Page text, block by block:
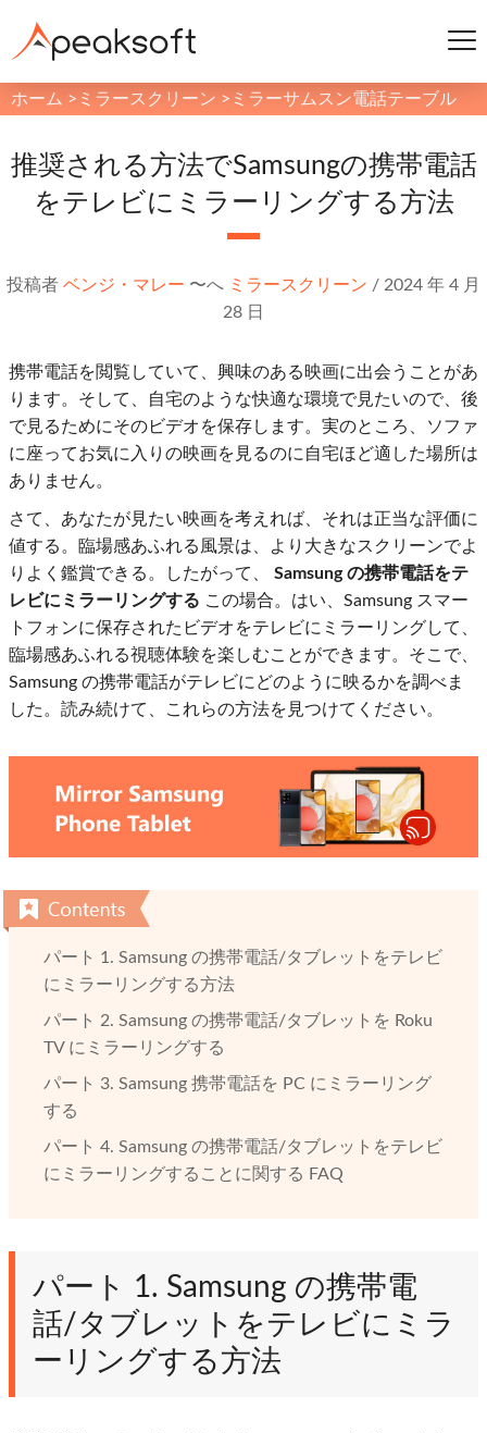
ホーム > ミラースクリーン > ミラーサムスン電話テーブル
推奨される方法でSamsungの携帯電話
をテレビにミラーリングする方法
投稿者 ベンジ・マレー 〜へ ミラースクリーン / 2024 年 4 月
28 日
携帯電話を閲覧していて、興味のある映画に出会うことがあ
ります。そして、自宅のような快適な環境で見たいので、後
で見るためにそのビデオを保存します。実のところ、ソファ
に座ってお気に入りの映画を見るのに自宅ほど適した場所は
ありません。
さて、あなたが見たい映画を考えれば、それは正当な評価に
値する。臨場感あふれる風景は、より大きなスクリーンでよ
りよく鑑賞できる。したがって、 Samsung の携帯電話をテ
レビにミラーリングする この場合。はい、Samsung スマー
トフォンに保存されたビデオをテレビにミラーリングして、
臨場感あふれる視聴体験を楽しむことができます。そこで、
Samsung の携帯電話がテレビにどのように映るかを調べま
した。読み続けて、これらの方法を見つけてください。
パート 1. Samsung の携帯電話/タブレットをテレビ
にミラーリングする方法
パート 2. Samsung の携帯電話/タブレットを Roku
TV にミラーリングする
パート 3. Samsung 携帯電話を PC にミラーリング
する
パート 4. Samsung の携帯電話/タブレットをテレビ
にミラーリングすることに関する FAQ
パート 1. Samsung の携帯電
話/タブレットをテレビにミラ
ーリングする方法